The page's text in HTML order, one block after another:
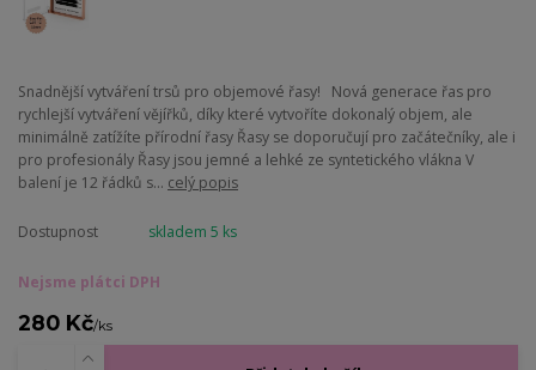
Snadnější vytváření trsů pro objemové řasy! Nová generace řas pro
rychlejší vytváření vějířků, díky které vytvoříte dokonalý objem, ale
minimálně zatížíte přírodní řasy Řasy se doporučují pro začátečníky, ale i
pro profesionály Řasy jsou jemné a lehké ze syntetického vlákna V
balení je 12 řádků s... celý popis
Dostupnost skladem 5 ks
Nejsme plátci DPH
280 Kč/ks